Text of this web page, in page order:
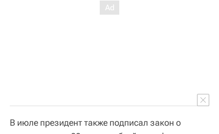
В июле президент также подписал закон о